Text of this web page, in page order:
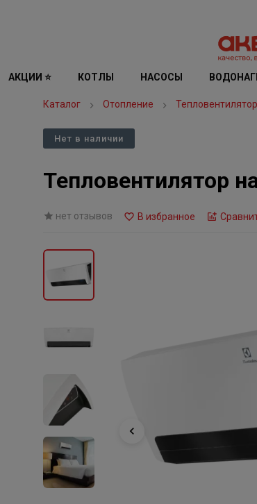
АКЦИИ ⭐ КОТЛЫ НАСОСЫ
Каталог Отопление
Нет в наличии
Тепловентилятор
нет отзывов В избранное